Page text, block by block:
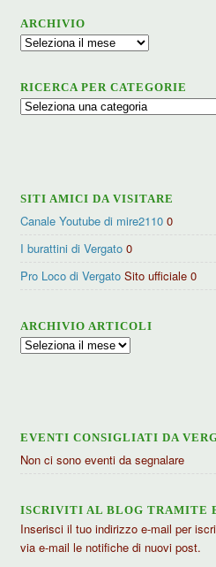
ARCHIVIO
Archivio
RICERCA PER CATEGORIE
Ricerca
SITI AMICI DA VISITARE
Canale Youtube di mire2110 0
I burattini di Vergato 0
Pro Loco di Vergato Sito ufficiale 0
ARCHIVIO ARTICOLI
Archivio
EVENTI CONSIGLIATI DA
Non ci sono eventi da segnalare
ISCRIVITI AL BLOG TRAMITE
Inserisci il tuo indirizzo e-mail per
via e-mail le notifiche di nuovi post.